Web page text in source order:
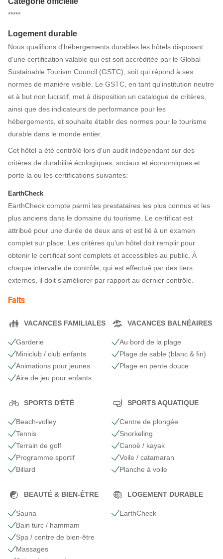
*****
Logement durable
Nous qualifions d'hébergements durables les hôtels disposant
d'une certification valable qui est soit accréditée par le Global
Sustainable Tourism Council (GSTC), soit qui répond à ses
normes de manière visible. Le GSTC, en tant qu'institution neutre
et à but non lucratif, met à disposition un catalogue de critères,
ainsi que des indicateurs de performance pour les
hébergements, et souhaite établir des normes pour le tourisme
durable dans le monde entier.
Cet hôtel a été contrôlé lors d'un audit indépendant sur des
critères de durabilité écologiques, sociaux et économiques et
porte la ou les certifications suivantes:
EarthCheck
EarthCheck compte parmi les prestataires les plus connus et les
plus anciens dans le domaine du tourisme. Le certificat est
attribué pour une durée de deux ans et est lié à un examen
complet sur place. Les critères qu'un hôtel doit remplir pour
obtenir le certificat sont complets et accessibles au public. À
chaque intervalle de contrôle, qui est effectué par des tiers
externes, il doit s'améliorer par rapport au dernier contrôle.
Faits
VACANCES FAMILIALES
Garderie
Miniclub / club enfants
Animations pour jeunes
Aire de jeu pour enfants
VACANCES BALNÉAIRES
Au bord de la plage
Plage de sable (blanc & fin)
Plage en pente douce
SPORTS D'ÉTÉ
Beach-volley
Tennis
Terrain de golf
Programme sportif
Billard
SPORTS AQUATIQUE
Centre de plongée
Snorkeling
Canoë / kayak
Voile / catamaran
Planche à voile
BEAUTÉ & BIEN-ÊTRE
Sauna
Bain turc / hammam
Spa / centre de bien-être
Massages
LOGEMENT DURABLE
EarthCheck